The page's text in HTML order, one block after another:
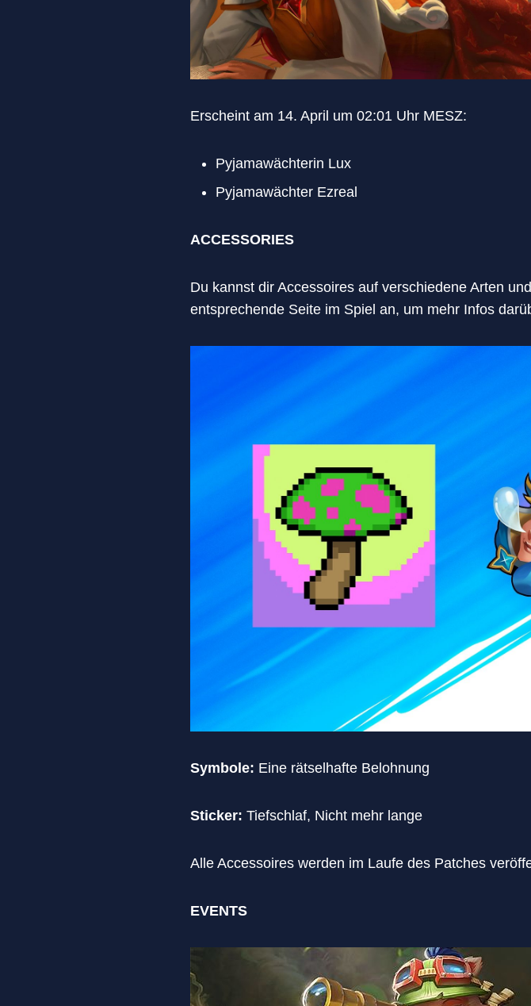
Erscheint am 14. April um 02:01 Uhr MESZ:
Pyjamawächterin Lux
Pyjamawächter Ezreal
ACCESSORIES
Du kannst dir Accessoires auf verschiedene Arten
entsprechende Seite im Spiel an, um mehr Infos
Symbole: Eine rätselhafte Belohnung
Sticker: Tiefschlaf, Nicht mehr lange
Alle Accessoires werden im Laufe des Patches
EVENTS